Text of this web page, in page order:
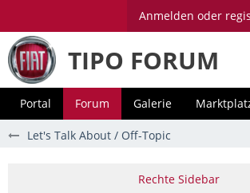
Anmelden oder
TIPO FORUM
Portal Forum Galerie
Let's Talk About / Off-Topic